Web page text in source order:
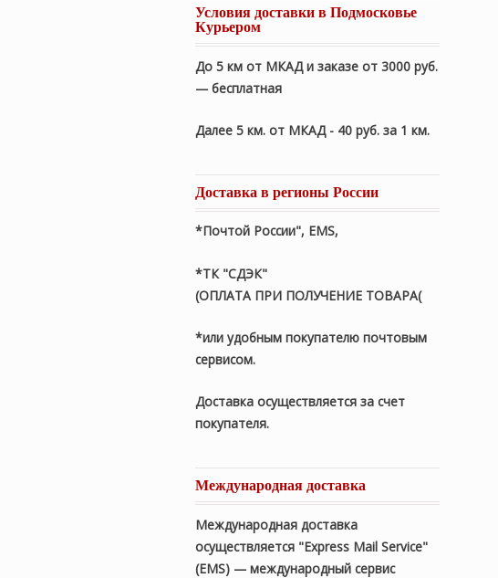
Условия доставки в Подмосковье
Курьером
До 5 км от МКАД и заказе от 3000 руб.
— бесплатная
Далее 5 км. от МКАД - 40 руб. за 1 км.
Доставка в регионы России
*Почтой России", EMS,
*ТК "СДЭК"
(ОПЛАТА ПРИ ПОЛУЧЕНИЕ ТОВАРА(
*или удобным покупателю почтовым
сервисом.
Доставка осуществляется за счет
покупателя.
Международная доставка
Международная доставка
осуществляется "Express Mail Service"
(EMS) — международный сервис